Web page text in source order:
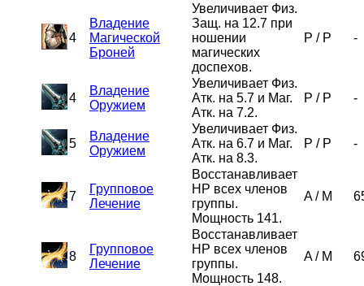
4
Владение
Магической
Броней
Увеличивает Физ.
Защ. на 12.7 при
ношении
магических
доспехов.
P / P -
4
Владение
Оружием
Увеличивает Физ.
Атк. на 5.7 и Маг.
Атк. на 7.2.
P / P -
5
Владение
Оружием
Увеличивает Физ.
Атк. на 6.7 и Маг.
Атк. на 8.3.
P / P -
7
Групповое
Лечение
Восстанавливает
HP всех членов
группы.
Мощность 141.
A/ M
8
Групповое
Лечение
Восстанавливает
HP всех членов
группы.
Мощность 148.
A/ M